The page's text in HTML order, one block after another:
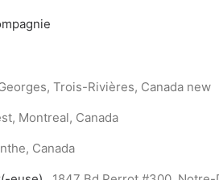
Trois-Rivières, Canada new
Montreal, Canada
Canada